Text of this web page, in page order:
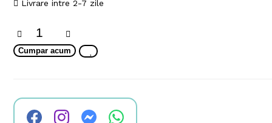
Livrare intre 2-7 zile
Cumpar acum